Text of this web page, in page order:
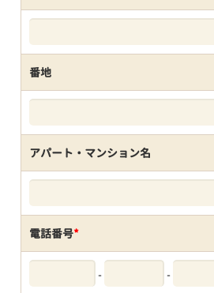
番地
アパート・マンション名
電話番号*
- -